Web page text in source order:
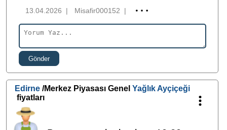
13.04.2026 | Misafir000152 |
Gönder
Edirne /Merkez Piyasası GenelYağlık Ayçiçeği
fiyatları